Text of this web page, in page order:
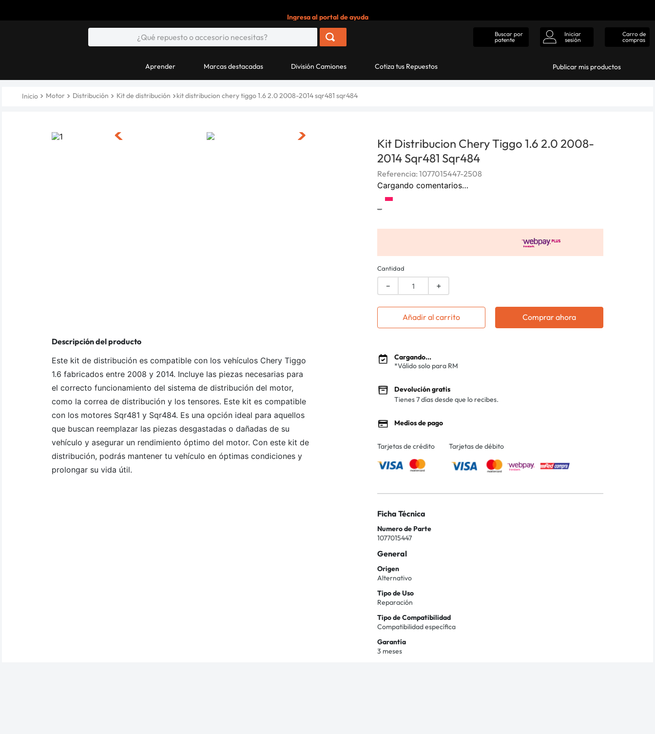
Ingresa al portal de ayuda
Buscar por
patente
Iniciar
sesión
Carro de
compras
Aprender Marcas destacadas División Camiones Cotiza tus Repuestos Publicar mis productos
Motor Distribución Kit de distribución kit distribucion chery tiggo 1.6 2.0 2008-2014 sqr481 sqr484
Descripción del producto
Este kit de distribución es compatible con los vehículos Chery Tiggo
1.6 fabricados entre 2008 y 2014. Incluye las piezas necesarias para
el correcto funcionamiento del sistema de distribución del motor,
como la correa de distribución y los tensores. Este kit es compatible
con los motores Sqr481 y Sqr484. Es una opción ideal para aquellos
que buscan reemplazar las piezas desgastadas o dañadas de su
vehículo y asegurar un rendimiento óptimo del motor. Con este kit de
distribución, podrás mantener tu vehículo en óptimas condiciones y
prolongar su vida útil.
Kit Distribucion Chery Tiggo 1.6 2.0 2008-
2014 Sqr481 Sqr484
Referencia: 1077015447-2508
Cargando comentarios…
-
Cantidad
＋
－
Añadir al carrito Comprar ahora
Cargando...
*Válido solo para RM
Devolución gratis
Tienes 7 días desde que lo recibes.
Medios de pago
Tarjetas de crédito Tarjetas de débito
Ficha Técnica
Numero de Parte
1077015447
General
Origen
Alternativo
Tipo de Uso
Reparación
Tipo de Compatibilidad
Compatibilidad específica
Garantía
3 meses